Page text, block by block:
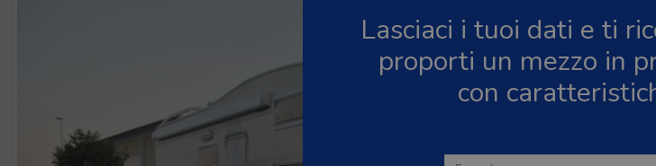
Lasciaci i tuoi dati e ti
proporti un mezzo in
con